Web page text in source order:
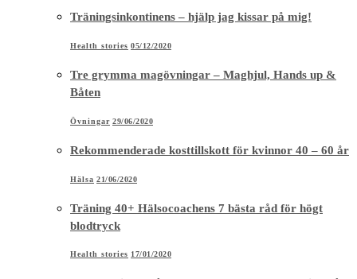
Träningsinkontinens – hjälp jag kissar på mig!
Health stories 05/12/2020
Tre grymma magövningar – Maghjul, Hands up &
Båten
Övningar 29/06/2020
Rekommenderade kosttillskott för kvinnor 40 – 60 år
Hälsa 21/06/2020
Träning 40+ Hälsocoachens 7 bästa råd för högt
blodtryck
Health stories 17/01/2020